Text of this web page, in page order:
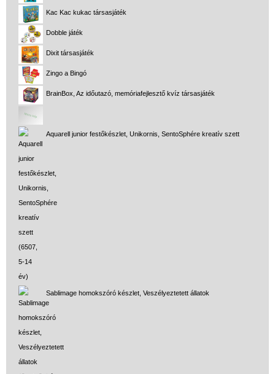
Kac Kac kukac társasjáték
Dobble játék
Dixit társasjáték
Zingo a Bingó
BrainBox, Az időutazó, memóriafejlesztő kvíz társasjáték
Aquarell junior festőkészlet, Unikornis, SentoSphére kreatív szett
Sablimage homokszóró készlet, Veszélyeztetett állatok